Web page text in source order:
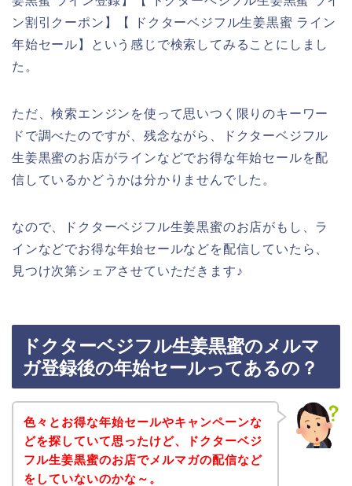
ン割引クーポン】【 ドクターベジフル生姜黒蜜 ライン
年始セール】という感じで検索してみることにしまし
た。
ただ、検索エンジンを使って思いつく限りのキーワー
ドで調べたのですが、残念ながら、ドクターベジフル
生姜黒蜜のお店がラインなどでお得な年始セールを配
信しているかどうかは分かりませんでした。
なので、ドクターベジフル生姜黒蜜のお店がもし、ラ
インなどでお得な年始セールなどを配信していたら、
見つけ次第シェアさせていただきます♪
ドクターベジフル生姜黒蜜のメルマ
ガ登録後の年始セールってあるの？
色々とお得な年始セールやキャンペーンな
どを探していて思ったけど、ドクターベジ
フル生姜黒蜜のお店でメルマガの配信など
をしていないのかな～。